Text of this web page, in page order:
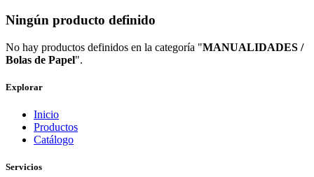
Ningún producto definido
No hay productos definidos en la categoría "MANUALIDADES /
Bolas de Papel".
Explorar
Inicio
Productos
Catálogo
Servicios